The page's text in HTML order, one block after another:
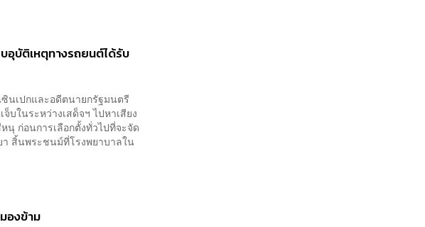
อุบัติเหตุทางรถยนต์ได้รับ
นเปกและอดีตนายกรัฐมนตรี
บในระหว่างเสด็จฯ ไปหาเสียง
ก่อนการเลือกตั้งทั่วไปที่จะจัด
สิ้นพระชนม์ที่โรงพยาบาลใน
องข้าม